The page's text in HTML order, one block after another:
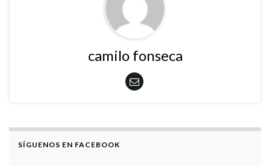
camilo fonseca
SÍGUENOS EN FACEBOOK